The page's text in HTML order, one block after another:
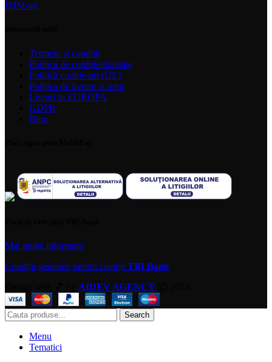
IMM-uri
Termeni si conditii
Politica de confidentialitate
Politică cookie-uri (UE)
Politica de livrare si retur
Livrari in EUROPA
GDPR
Blog
Mai multe informatii
Condiții generale pentru clienții TBI Bank
AIDEV AGENCY
Search
Menu
Tematici